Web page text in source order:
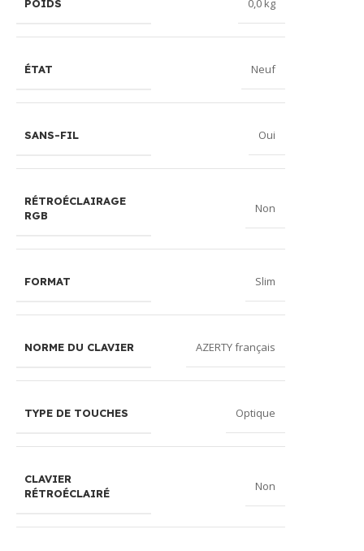
POIDS 0,0 kg
ÉTAT Neuf
SANS-FIL Oui
RÉTROÉCLAIRAGE
RGB
Non
FORMAT Slim
NORME DU CLAVIER AZERTY français
TYPE DE TOUCHES Optique
CLAVIER
RÉTROÉCLAIRÉ
Non